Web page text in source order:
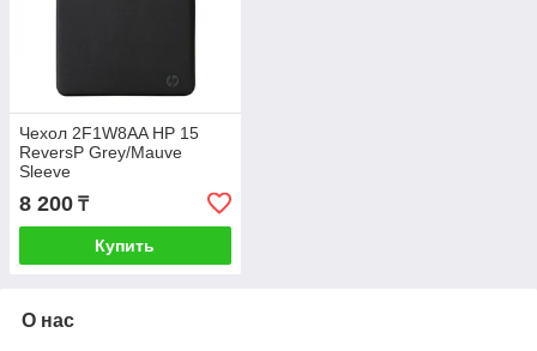
Чехол 2F1W8AA HP 15
ReversP Grey/Mauve
Sleeve
8 200 ₸
Купить
О нас